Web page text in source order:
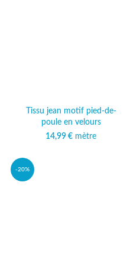
Tissu jean motif pied-de-
poule en velours
14,99 € mètre
-20%